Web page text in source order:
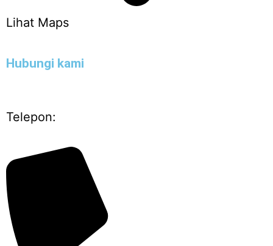
Lihat Maps
Hubungi kami
Telepon: